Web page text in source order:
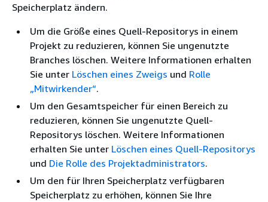
Speicherplatz ändern.
Um die Größe eines Quell-Repositorys in einem
Projekt zu reduzieren, können Sie ungenutzte
Branches löschen. Weitere Informationen erhalten
Sie unter Löschen eines Zweigs und Rolle
„Mitwirkender“.
Um den Gesamtspeicher für einen Bereich zu
reduzieren, können Sie ungenutzte Quell-
Repositorys löschen. Weitere Informationen
erhalten Sie unter Löschen eines Quell-Repositorys
und Die Rolle des Projektadministrators.
Um den für Ihren Speicherplatz verfügbaren
Speicherplatz zu erhöhen, können Sie Ihre